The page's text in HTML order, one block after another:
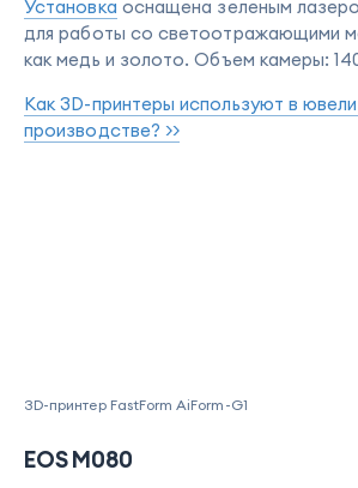
Установка оснащена зеленым
для работы со светоотражающими
как медь и золото. Объем камеры:
Как 3D-принтеры используют в
производстве? >>
3D-принтер FastForm AiForm-G1
EOS M080